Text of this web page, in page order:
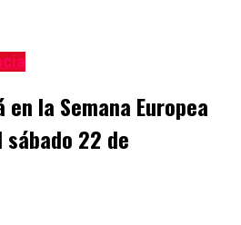
la Semana Europea
22 de